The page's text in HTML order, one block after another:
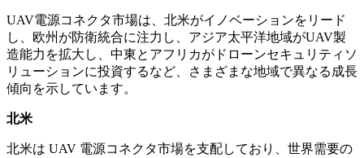
UAV電源コネクタ市場は、北米がイノベーションをリード
し、欧州が防衛統合に注力し、アジア太平洋地域がUAV製
造能力を拡大し、中東とアフリカがドローンセキュリティソ
リューションに投資するなど、さまざまな地域で異なる成長
傾向を示しています。
北米
北米は UAV 電源コネクタ市場を支配しており、世界需要の